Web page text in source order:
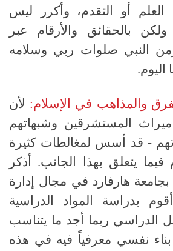
أو التقدم، وأكرر ليس
ولكن بالحقائق والأرقام عبر
النبي صلوات ربي وسلامه
اليوم.
والمذاهب في الإسلام: لأن
المستشرقين وشبهاتهم
- قد أسس لمغالطات كثيرة
يتعلق بهذا الجانب.
أذكر
هارفارد في مجال إدارة
أقوم بدراسة المواد الدراسية
الدراسي ربما أجد ما يتناسب
نفسي معرفياً فيه في هذه